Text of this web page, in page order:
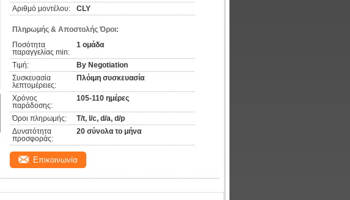
Αριθμό μοντέλου:
CLY
Πληρωμής & Αποστολής Όροι:
Ποσότητα
παραγγελίας min:
1 ομάδα
Τιμή:
By Negotiation
Συσκευασία
λεπτομέρειες:
Πλόιμη συσκευασία
Χρόνος
παράδοσης:
105-110 ημέρες
Όροι πληρωμής:
T/t, l/c, d/a, d/p
Δυνατότητα
προσφοράς:
20 σύνολα το μήνα
Επικοινωνία